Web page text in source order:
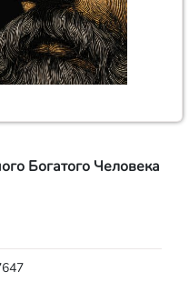
Богатого Человека